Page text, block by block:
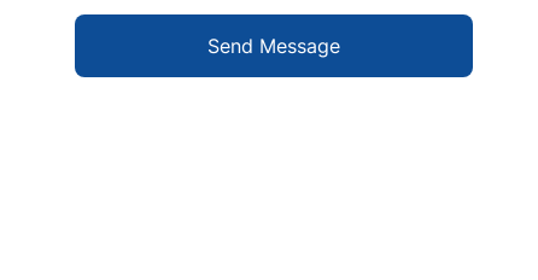
Send Message